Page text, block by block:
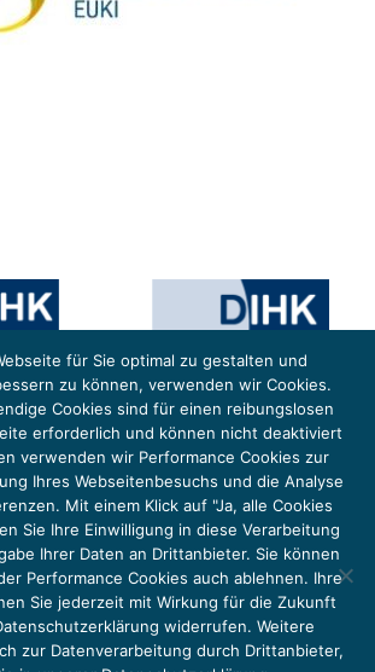
wird gefördert durch die Europäische Klimaschutzinitiative (EUKI).
des deutschen Bundesministeriums für Umwelt, Klimaschutz,
(BMUKN). Übergeordnetes Ziel der EUKI ist eine Intensivierung des
sowie des Wissens- und Erfahrungsaustauschs in der Europäischen Union,
des Paris Abkommens voranzutreiben.
für Sie optimal zu gestalten und
zu können, verwenden wir Cookies.
Cookies sind für einen reibungslosen
erforderlich und können nicht deaktiviert
verwenden wir Performance Cookies zur
Ihres Webseitenbesuchs und die Analyse
Mit einem Klick auf "Ja, alle Cookies
Sie Ihre Einwilligung in diese Verarbeitung
Ihrer Daten an Drittanbieter. Sie können
Performance Cookies auch ablehnen. Ihre
Sie jederzeit mit Wirkung für die Zukunft
widerrufen. Weitere
zur Datenverarbeitung durch Drittanbieter,